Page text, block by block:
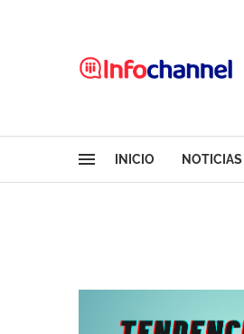
INICIO NOTICIAS